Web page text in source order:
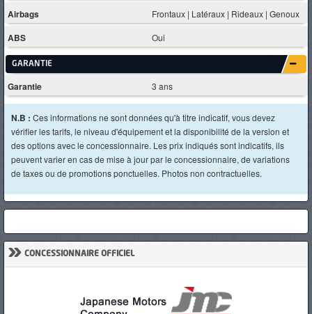
Airbags Frontaux | Latéraux | Rideaux | Genoux
ABS Oui
GARANTIE
Garantie 3 ans
N.B : Ces informations ne sont données qu'à titre indicatif, vous devez
vérifier les tarifs, le niveau d'équipement et la disponibilité de la version et
des options avec le concessionnaire. Les prix indiqués sont indicatifs, ils
peuvent varier en cas de mise à jour par le concessionnaire, de variations
de taxes ou de promotions ponctuelles. Photos non contractuelles.
» CONCESSIONNAIRE OFFICIEL